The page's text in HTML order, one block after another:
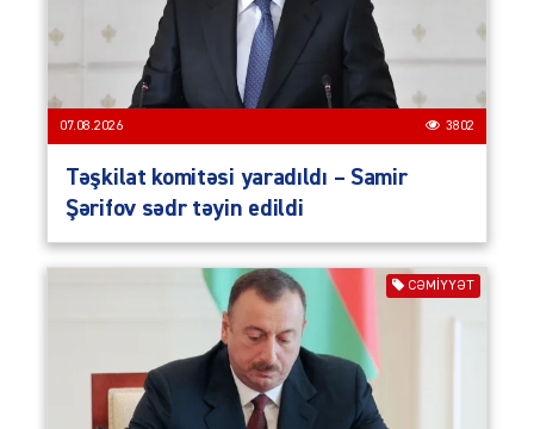
07.08.2026 3802
Təşkilat komitəsi yaradıldı – Samir
Şərifov sədr təyin edildi
CƏMIYYƏT